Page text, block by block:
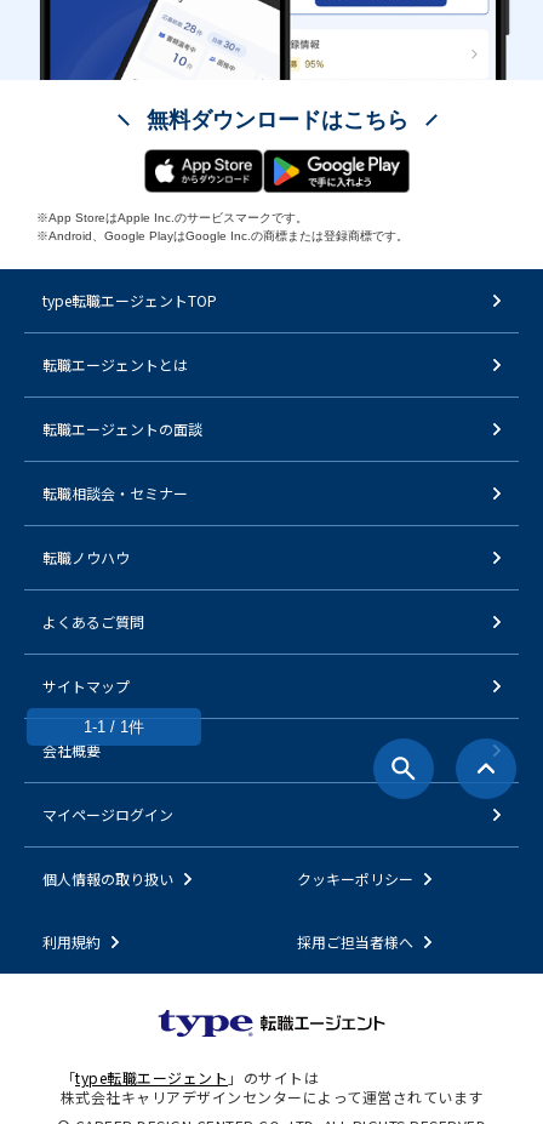
1-1 / 1件
無料ダウンロードはこちら
※App StoreはApple Inc.のサービスマークです。
※Android、Google PlayはGoogle Inc.の商標または登録商標です。
type転職エージェントTOP
転職エージェントとは
転職エージェントの面談
転職相談会・セミナー
転職ノウハウ
よくあるご質問
サイトマップ
会社概要
マイページログイン
個人情報の取り扱い クッキーポリシー
利用規約 採用ご担当者様へ
「type転職エージェント 」のサイトは
株式会社キャリアデザインセンターによって運営されています